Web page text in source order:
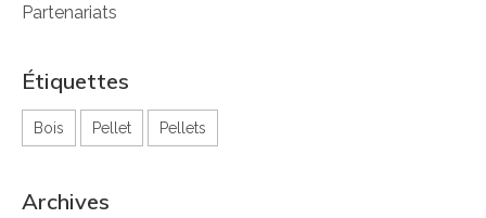
Partenariats
Étiquettes
Bois Pellet Pellets
Archives